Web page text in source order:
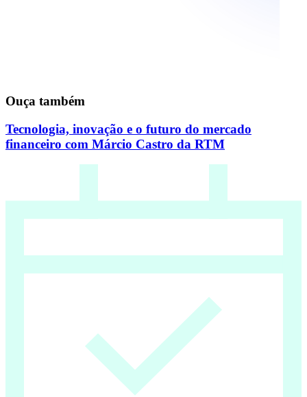
Ouça também
Tecnologia, inovação e o futuro do mercado
financeiro com Márcio Castro da RTM